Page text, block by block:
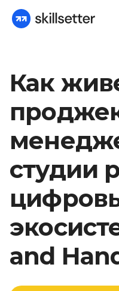
Как
студии
and